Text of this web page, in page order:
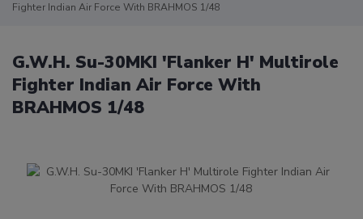
Fighter Indian Air Force With BRAHMOS 1/48
G.W.H. Su-30MKI 'Flanker H' Multirole
Fighter Indian Air Force With
BRAHMOS 1/48